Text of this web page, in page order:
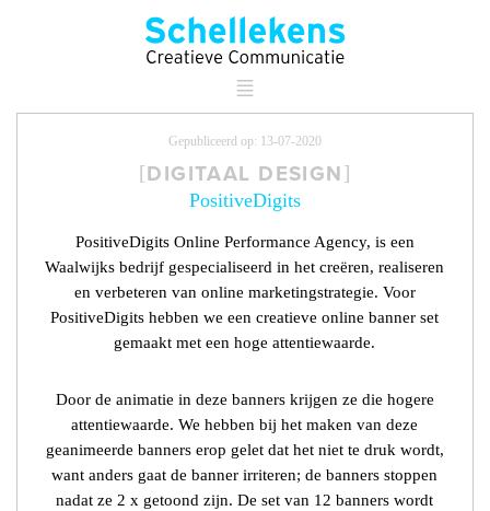
Gepubliceerd op: 13-07-2020
DIGITAAL DESIGN
PositiveDigits
PositiveDigits Online Performance Agency‎, is een
Waalwijks bedrijf gespecialiseerd in het creëren, realiseren
en verbeteren van online marketingstrategie. Voor
PositiveDigits hebben we een creatieve online banner set
gemaakt met een hoge attentiewaarde.
Door de animatie in deze banners krijgen ze die hogere
attentiewaarde. We hebben bij het maken van deze
geanimeerde banners erop gelet dat het niet te druk wordt,
want anders gaat de banner irriteren; de banners stoppen
nadat ze 2 x getoond zijn. De set van 12 banners wordt